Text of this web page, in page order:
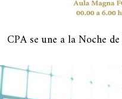
CPA se une a la Noche